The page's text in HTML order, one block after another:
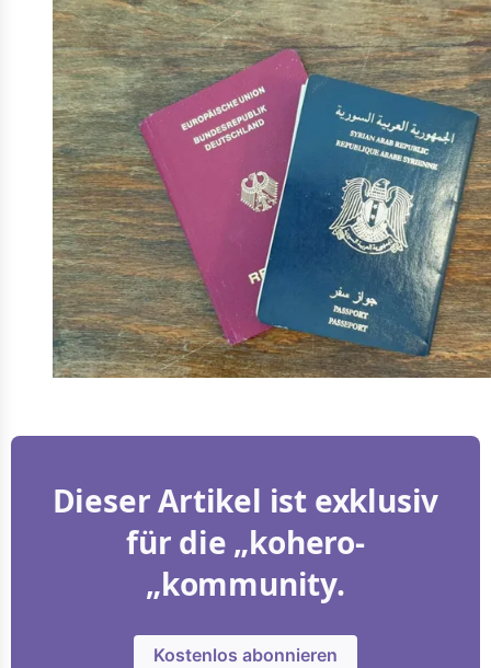
Dieser Artikel ist exklusiv
für die „kohero-
„kommunity.
Kostenlos abonnieren